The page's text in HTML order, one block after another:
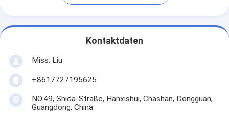
Kontaktdaten
Miss. Liu
+8617727195625
NO.49, Shida-Straße, Hanxishui, Chashan, Dongguan,
Guangdong, China